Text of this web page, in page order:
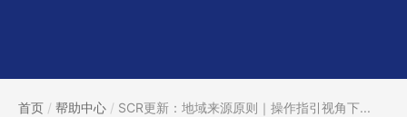
首页 / 帮助中心 / SCR更新：地域来源原则｜操作指引视角下...